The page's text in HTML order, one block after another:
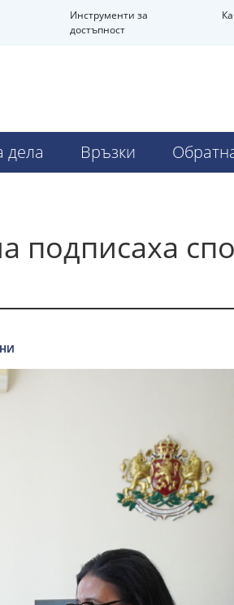
Инструменти за
достъпност
дела Връзки
подписаха